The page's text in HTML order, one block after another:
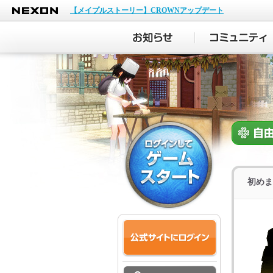
NEXON
【メイプルストーリー】CROWNアップデート
初め